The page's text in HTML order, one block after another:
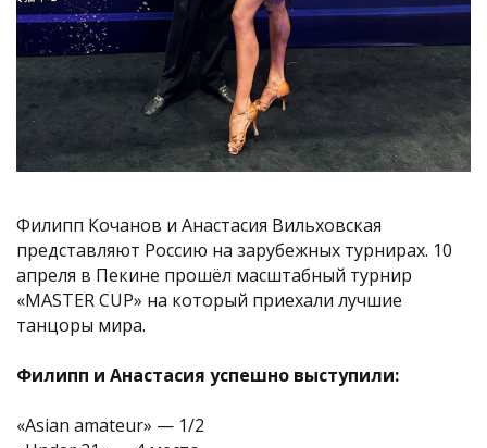
Филипп Кочанов и Анастасия Вильховская
представляют Россию на зарубежных турнирах. 10
апреля в Пекине прошёл масштабный турнир
«MASTER CUP» на который приехали лучшие
танцоры мира.
Филипп и Анастасия успешно выступили:
«Asian amateur» — 1/2